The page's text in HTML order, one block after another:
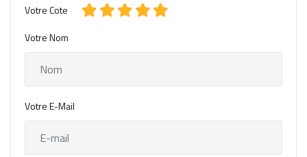
Votre Cote
Votre Nom
Votre E-Mail